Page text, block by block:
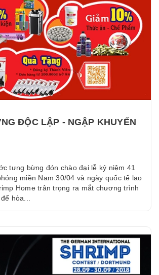
ĐỘC LẬP - NGẬP KHUYẾN
tưng bừng đón chào đại lễ kỷ niệm 41
miền Nam 30/04 và ngày quốc tế lao
Home trân trọng ra mắt chương trình
hòa...